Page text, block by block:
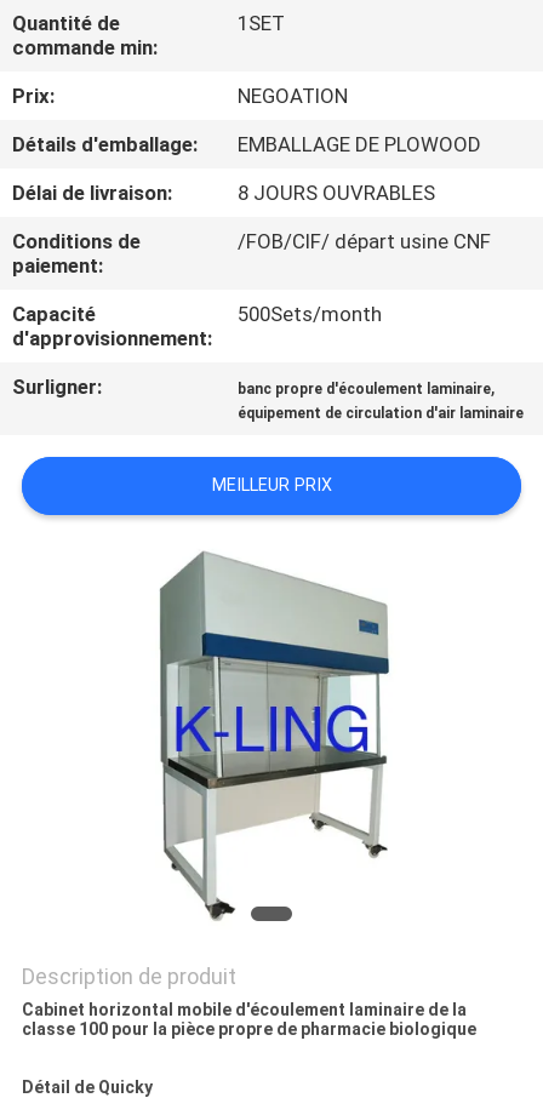
VISITE
L'USINE
CONTRÔLE
DE
LA
QUALITÉ
NOUS
NOUVELLES
POLITIQUE
Quantité de
commande min:
1SET
Prix:
NEGOATION
Détails d'emballage:
EMBALLAGE DE PLOWOOD
Délai de livraison:
8 JOURS OUVRABLES
Conditions de
paiement:
/FOB/CIF/ départ usine CNF
Capacité
d'approvisionnement:
500Sets/month
Surligner: banc propre d'écoulement laminaire,
équipement de circulation d'air laminaire
MEILLEUR PRIX
Description de produit
Cabinet horizontal mobile d'écoulement laminaire de la
classe 100 pour la pièce propre de pharmacie biologique
Détail de Quicky